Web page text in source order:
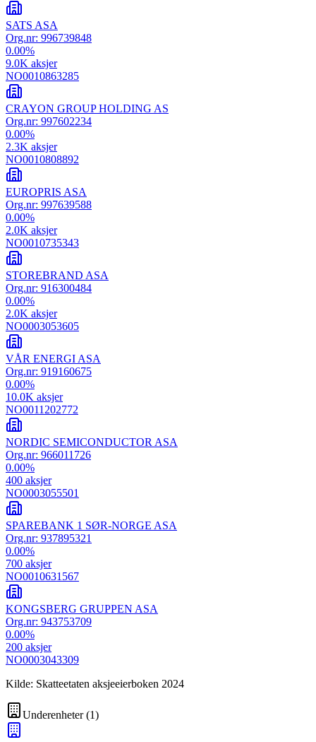
SATS ASA
Org.nr: 996739848
0.00%
9.0K aksjer
NO0010863285
CRAYON GROUP HOLDING AS
Org.nr: 997602234
0.00%
2.3K aksjer
NO0010808892
EUROPRIS ASA
Org.nr: 997639588
0.00%
2.0K aksjer
NO0010735343
STOREBRAND ASA
Org.nr: 916300484
0.00%
2.0K aksjer
NO0003053605
VÅR ENERGI ASA
Org.nr: 919160675
0.00%
10.0K aksjer
NO0011202772
NORDIC SEMICONDUCTOR ASA
Org.nr: 966011726
0.00%
400 aksjer
NO0003055501
SPAREBANK 1 SØR-NORGE ASA
Org.nr: 937895321
0.00%
700 aksjer
NO0010631567
KONGSBERG GRUPPEN ASA
Org.nr: 943753709
0.00%
200 aksjer
NO0003043309
Kilde: Skatteetaten aksjeeierboken 2024
Underenheter(1)